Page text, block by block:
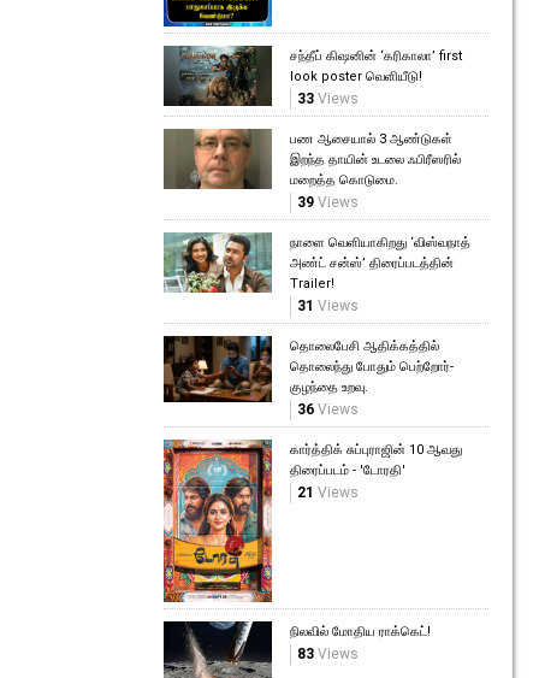
சந்தீப் கிஷனின் ‘கரிகாலா’ first
look poster வெளியீடு!
33 Views
பண ஆசையால் 3 ஆண்டுகள்
இறந்த தாயின் உடலை ஃபிரீஸரில்
மறைத்த கொடுமை.
39 Views
நாளை வெளியாகிறது ‘விஸ்வநாத்
அண்ட் சன்ஸ்’ திரைப்படத்தின்
Trailer!
31 Views
தொலைபேசி ஆதிக்கத்தில்
தொலைந்து போதும் பெற்றோர்-
குழந்தை உறவு.
36 Views
கார்த்திக் சுப்புராஜின் 10 ஆவது
திரைப்படம் - 'டோரதி'
21 Views
நிலவில் மோதிய ராக்கெட்!
83 Views